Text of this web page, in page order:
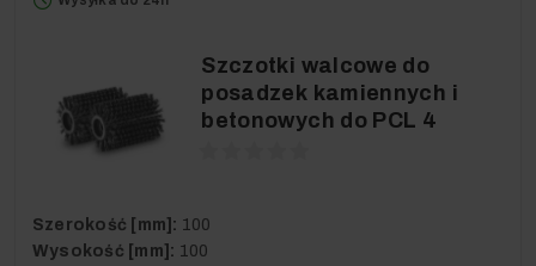
Szczotki walcowe do
posadzek kamiennych i
betonowych do PCL 4
Szerokość [mm]: 100
Wysokość [mm]: 100